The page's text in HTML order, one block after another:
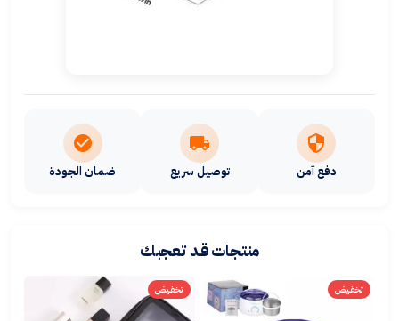
دفع آمن توصيل سريع ضمان الجودة
منتجات قد تعجبك
تخفيض تخفيض